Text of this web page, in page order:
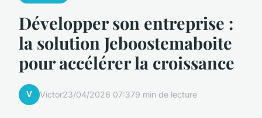
Développer son entreprise :
la solution Jeboostemaboite
pour accélérer la croissance
V Victor23/04/2026 07:379 min de lecture